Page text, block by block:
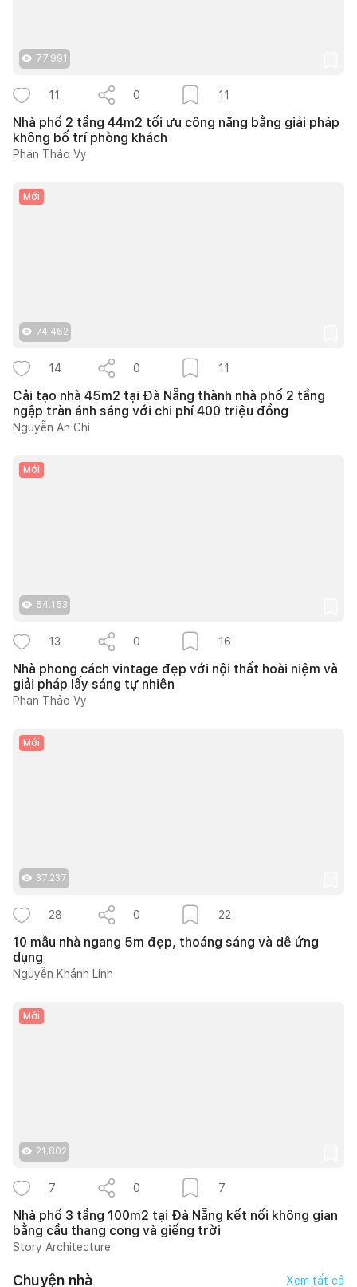
77.991
11 0 11
Nhà phố 2 tầng 44m2 tối ưu công năng bằng giải pháp
không bố trí phòng khách
Phan Thảo Vy
Mới
74.462
14 0 11
Cải tạo nhà 45m2 tại Đà Nẵng thành nhà phố 2 tầng
ngập tràn ánh sáng với chi phí 400 triệu đồng
Nguyễn An Chi
Mới
54.153
13 0 16
Nhà phong cách vintage đẹp với nội thất hoài niệm và
giải pháp lấy sáng tự nhiên
Phan Thảo Vy
Mới
37.237
28 0 22
10 mẫu nhà ngang 5m đẹp, thoáng sáng và dễ ứng
dụng
Nguyễn Khánh Linh
Mới
21.802
7 0 7
Nhà phố 3 tầng 100m2 tại Đà Nẵng kết nối không gian
bằng cầu thang cong và giếng trời
Story Architecture
Chuyện nhà Xem tất cả